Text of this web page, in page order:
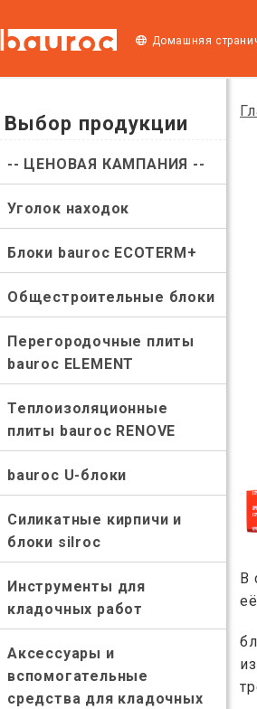
Домашняя
Выбор продукции
-- ЦЕНОВАЯ КАМПАНИЯ --
Уголок находок
Блоки bauroc ECOTERM+
Общестроительные блоки
Перегородочные плиты
bauroc ELEMENT
Теплоизоляционные
плиты bauroc RENOVE
bauroc U-блоки
Силикатные кирпичи и
блоки silroc
Инструменты для
кладочных работ
Аксессуары и
вспомогательные
средства для кладочных
В